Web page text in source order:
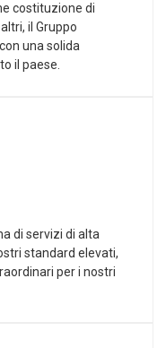
costituzione di
il Gruppo
una solida
il paese.
di servizi di alta
standard elevati,
per i nostri